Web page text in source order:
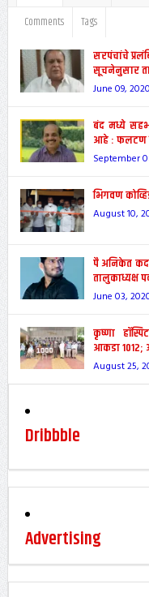
Comments
Tags
सरपंचांचे
सूचनेनुसार
June 09, 2020
बंद मध्ये
आहे : फलटण
September
भिगवण
August 10,
पै अनिकेत
तालुकाध्यक्ष
June 03,
कृष्णा
आकडा 1012;
August 25,
Dribbble
Advertising